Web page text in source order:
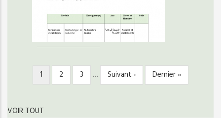
PAGINATION
Page
courante
1 Page
2 Page
3 …
Page
suivante
Suivant ›
Dernière
page
Dernier »
VOIR TOUT